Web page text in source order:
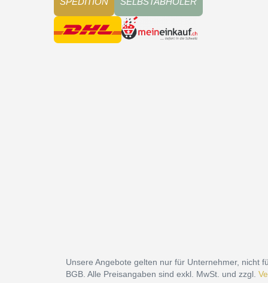
Unsere Angebote gelten nur für Unternehmer, nicht
BGB. Alle Preisangaben sind exkl. MwSt. und zzgl.